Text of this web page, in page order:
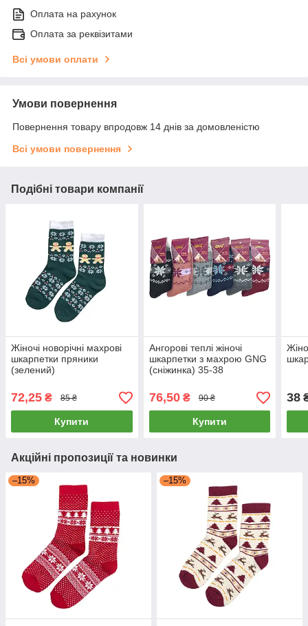
Оплата на рахунок
Оплата за реквізитами
Всі умови оплати
Умови повернення
Повернення товару впродовж 14 днів за домовленістю
Всі умови повернення
Подібні товари компанії
Жіночі новорічні махрові
шкарпетки пряники
(зелений)
72,25 ₴ 85 ₴
Купити
Ангорові теплі жіночі
шкарпетки з махрою GNG
(сніжинка) 35-38
76,50₴ 90 ₴
Купити
38
Акційні пропозиції та новинки
–15% –15%